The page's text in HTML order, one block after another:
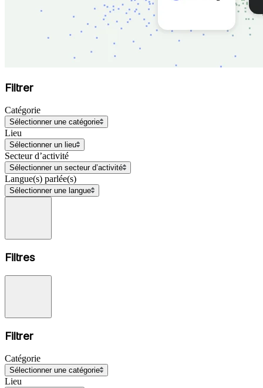
Filtrer
Catégorie
Sélectionner une catégorie
Lieu
Sélectionner un lieu
Secteur d’activité
Sélectionner un secteur d’activité
Langue(s) parlée(s)
Sélectionner une langue
Filtres
Filtrer
Catégorie
Sélectionner une catégorie
Lieu